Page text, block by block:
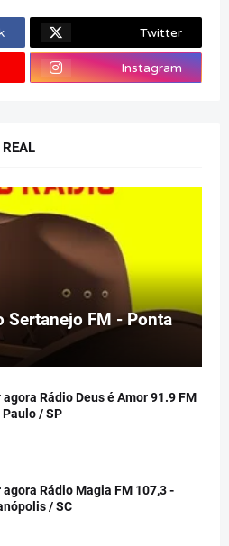
Twitter
Instagram
Sertanejo FM - Ponta
agora Rádio Deus é Amor 91.9 FM
Paulo / SP
agora Rádio Magia FM 107,3 -
/ SC